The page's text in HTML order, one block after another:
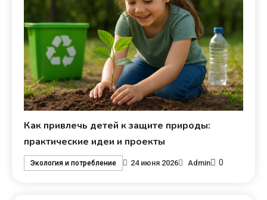
Как привлечь детей к защите природы:
практические идеи и проекты
Экология и потребление 24 июня 2026 Admin 0